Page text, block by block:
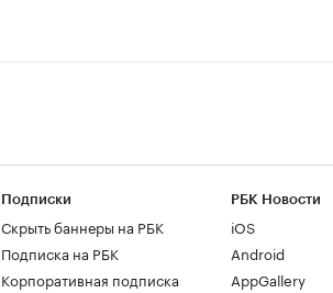
Подписки
Скрыть баннеры на РБК
Подписка на РБК
Корпоративная подписка
РБК Новости
iOS
Android
AppGallery